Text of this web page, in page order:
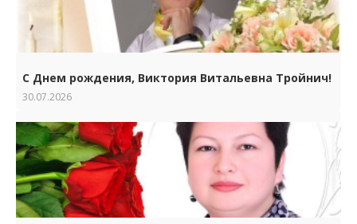
С Днем рождения, Виктория Витальевна Тройнич!
30.07.2026